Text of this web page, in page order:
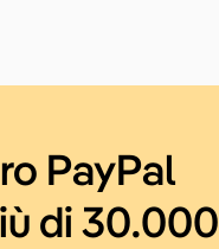
PayPal
di 30.000